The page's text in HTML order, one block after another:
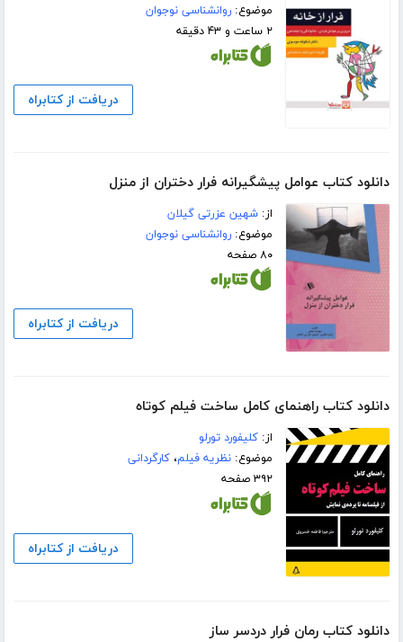
موضوع:روانشناسی نوجوان
۲ ساعت و ۴۳ دقیقه
دریافت از کتابراه
دانلود کتاب عوامل پیشگیرانه فرار دختران از منزل
از:شهین عزرتی گیلان
موضوع:روانشناسی نوجوان
۸۰ صفحه
دریافت از کتابراه
دانلود کتاب راهنمای کامل ساخت فیلم کوتاه
از:کلیفورد تورلو
موضوع:نظریه فیلم،کارگردانی
۳۹۲ صفحه
دریافت از کتابراه
دانلود کتاب رمان فرار دردسر ساز